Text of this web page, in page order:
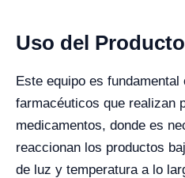
Uso del
Este equipo es fundamental
farmacéuticos que realizan
medicamentos, donde es
reaccionan los productos
de luz y temperatura a lo